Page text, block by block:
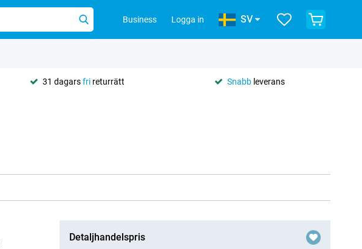
Business Logga in SV
31 dagarsfri returrätt Snabb leverans
Detaljhandelspris